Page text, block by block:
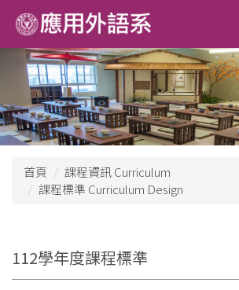
到
主
區
首頁
課程資訊 Curriculum
課程標準 Curriculum Design
112學年度課程標準